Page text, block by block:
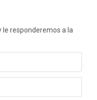
le responderemos a la